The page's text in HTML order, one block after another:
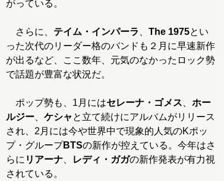
がっている。
さらに、 テイム・インパーラ The 1975とい
った次代のリーダー格のバンドも２月に早速新作
が出るなど、ここ数年、元気のなかったロック勢
で話題が豊富な状況だ。
ポップ勢も、1月にはセレーナ・ゴメス
ホー
ルジー
ケシャ と立て続けにアルバムがリリース
され、2月には今や世界中で現象的人気のKポッ
プ・グループBTSの新作が控えている。今年はさ
らに リアーナ レディ・ガガの新作発表が有力視
されている。